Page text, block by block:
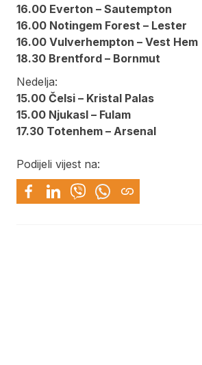
16.00 Everton – Sautempton
16.00 Notingem Forest – Lester
16.00 Vulverhempton – Vest Hem
18.30 Brentford – Bornmut
Nedelja:
15.00 Čelsi – Kristal Palas
15.00 Njukasl – Fulam
17.30 Totenhem – Arsenal
Podijeli vijest na: